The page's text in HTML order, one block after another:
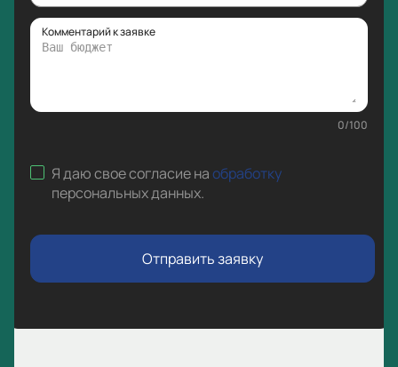
Комментарий к заявке
0/100
Я даю свое согласие наобработку
персональных данных.
Отправить заявку